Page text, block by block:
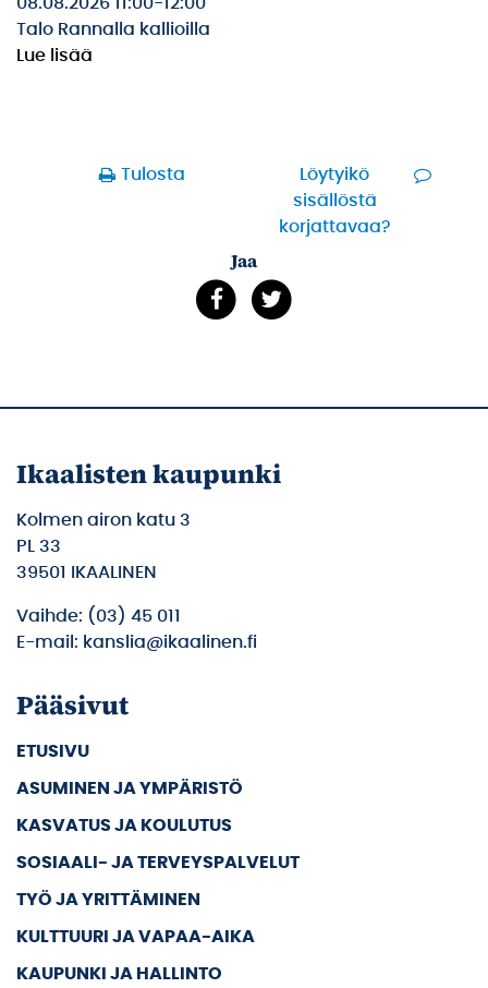
Talo Rannalla kallioilla
Lue lisää
Tulosta
Löytyikö
sisällöstä
korjattavaa?
Jaa
Ikaalisten kaupunki
Kolmen airon katu 3
PL 33
39501 IKAALINEN
Vaihde: (03) 45 011
E-mail: kanslia@ikaalinen.fi
Pääsivut
ETUSIVU
ASUMINEN JA YMPÄRISTÖ
KASVATUS JA KOULUTUS
SOSIAALI- JA TERVEYSPALVELUT
TYÖ JA YRITTÄMINEN
KULTTUURI JA VAPAA-AIKA
KAUPUNKI JA HALLINTO